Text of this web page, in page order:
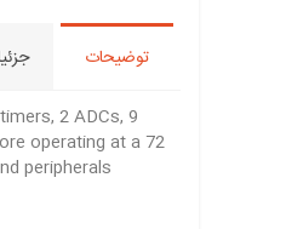
توضیحات
2 ADCs, 9
operating at a 72
peripherals